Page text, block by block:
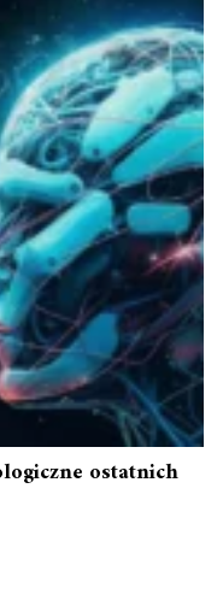
ostatnich